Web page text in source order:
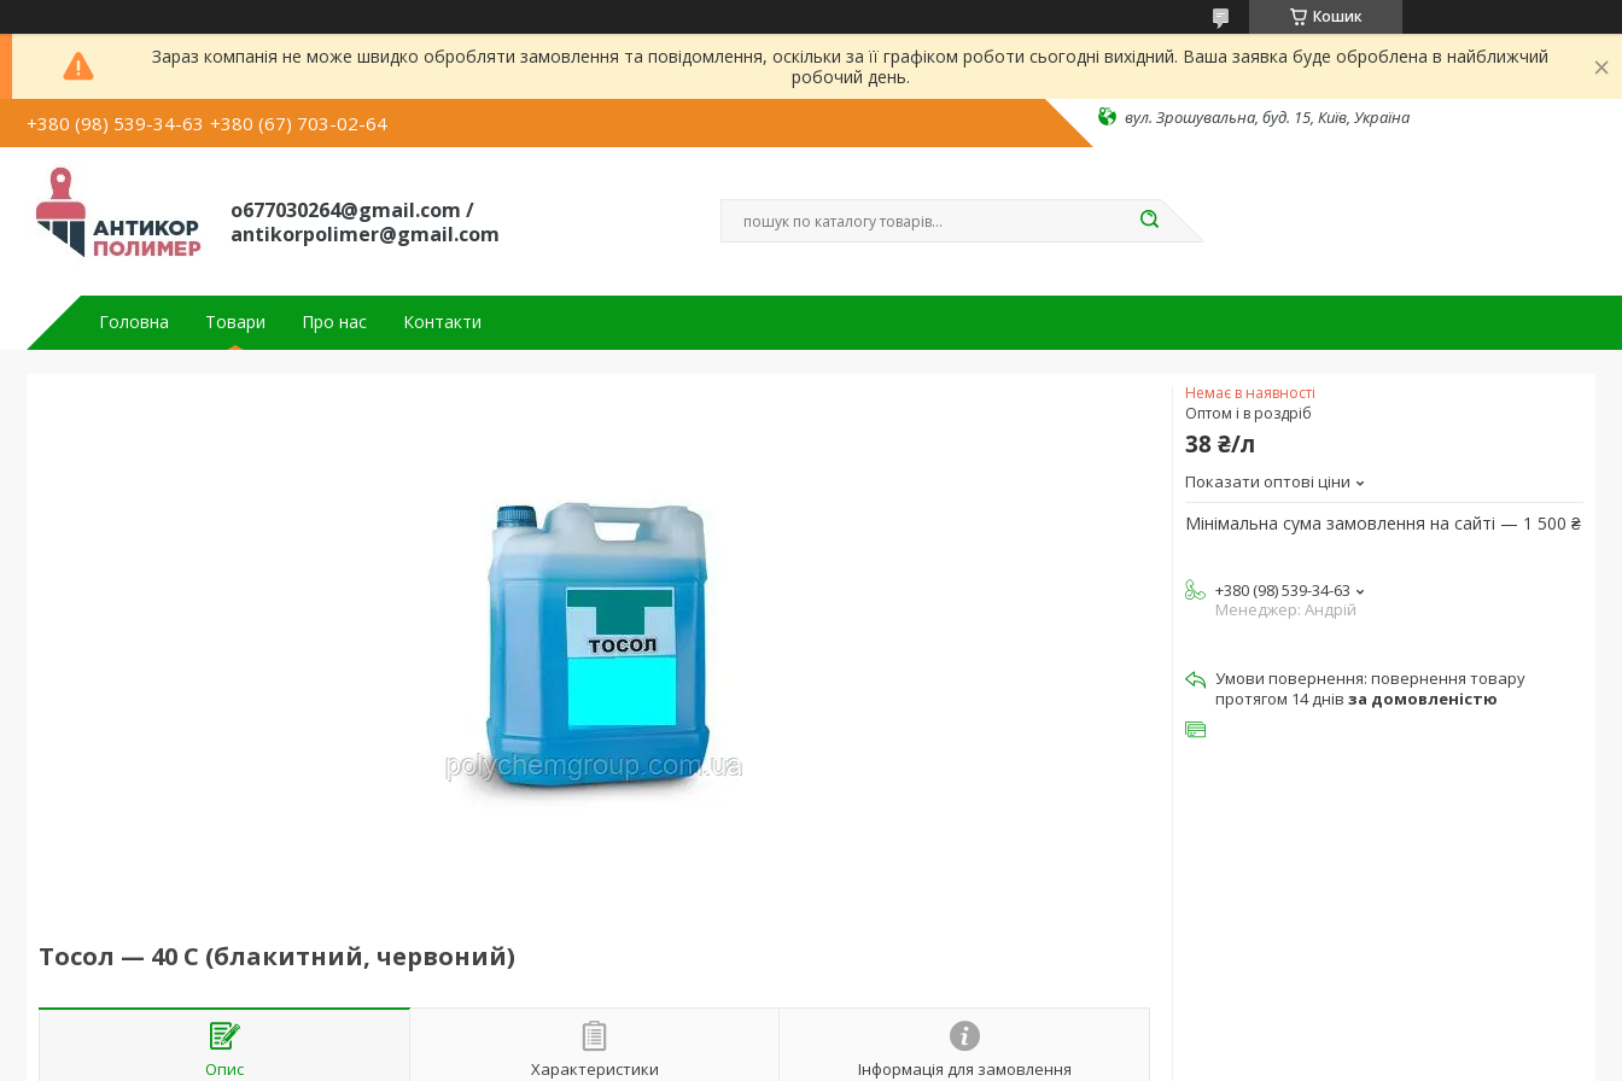
Кошик
Зараз компанія не може швидко обробляти замовлення та повідомлення, оскільки за її графіком роботи сьогодні вихідний. Ваша заявка буде оброблена в найближчий
робочий день.
+380 (98) 539-34-63 +380 (67) 703-02-64 вул. Зрошувальна, буд. 15, Київ, Україна
o677030264@gmail.com /
antikorpolimer@gmail.com
Головна Товари Про нас Контакти
Тосол — 40 С (блакитний, червоний)
Опис Характеристики Інформація для замовлення
Немає в наявності
Оптом і в роздріб
38 ₴/л
Показати оптові ціни
Мінімальна сума замовлення на сайті — 1 500 ₴
+380 (98) 539-34-63
Менеджер: Андрій
повернення товару
протягом 14 днів за домовленістю